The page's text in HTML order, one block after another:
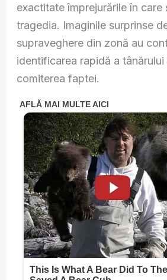
exactitate împrejurările în care
tragedia. Imaginile surprinse
supraveghere din zonă au
identificarea rapidă a
comiterea faptei.